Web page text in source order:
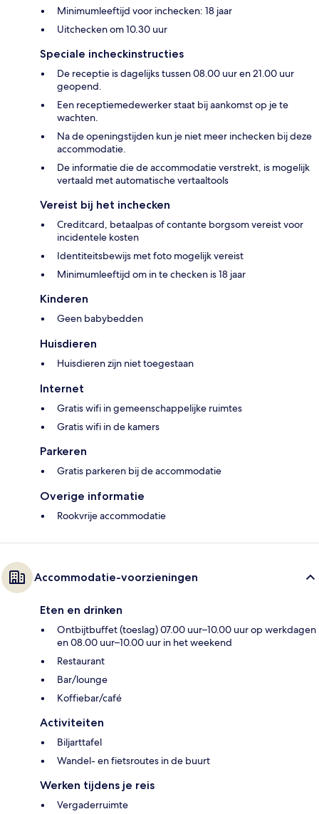
Minimumleeftijd voor inchecken: 18 jaar
Uitchecken om 10.30 uur
Speciale incheckinstructies
De receptie is dagelijks tussen 08.00 uur en 21.00 uur
geopend.
Een receptiemedewerker staat bij aankomst op je te
wachten.
Na de openingstijden kun je niet meer inchecken bij deze
accommodatie.
De informatie die de accommodatie verstrekt, is mogelijk
vertaald met automatische vertaaltools
Vereist bij het inchecken
Creditcard, betaalpas of contante borgsom vereist voor
incidentele kosten
Identiteitsbewijs met foto mogelijk vereist
Minimumleeftijd om in te checken is 18 jaar
Kinderen
Geen babybedden
Huisdieren
Huisdieren zijn niet toegestaan
Internet
Gratis wifi in gemeenschappelijke ruimtes
Gratis wifi in de kamers
Parkeren
Gratis parkeren bij de accommodatie
Overige informatie
Rookvrije accommodatie
Accommodatie-voorzieningen
Eten en drinken
Ontbijtbuffet (toeslag) 07.00 uur–10.00 uur op werkdagen
en 08.00 uur–10.00 uur in het weekend
Restaurant
Bar/lounge
Koffiebar/café
Activiteiten
Biljarttafel
Wandel- en fietsroutes in de buurt
Werken tijdens je reis
Vergaderruimte